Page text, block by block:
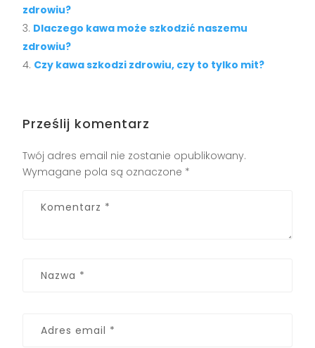
zdrowiu?
Dlaczego kawa może szkodzić naszemu
zdrowiu?
Czy kawa szkodzi zdrowiu, czy to tylko mit?
Prześlij komentarz
Twój adres email nie zostanie opublikowany.
Wymagane pola są oznaczone *